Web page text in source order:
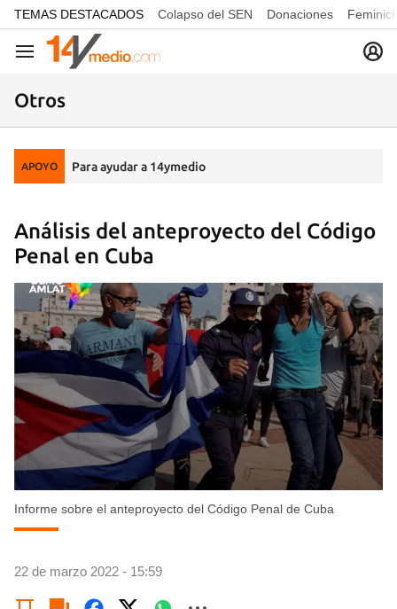
common.go-to-content
TEMAS DESTACADOS Colapso del SEN Donaciones
Navegación
Otros
APOYO Para ayudar a 14ymedio
Análisis del anteproyecto del Código
Penal en Cuba
Informe sobre el anteproyecto del Código Penal de Cuba
22 de marzo 2022 - 15:59